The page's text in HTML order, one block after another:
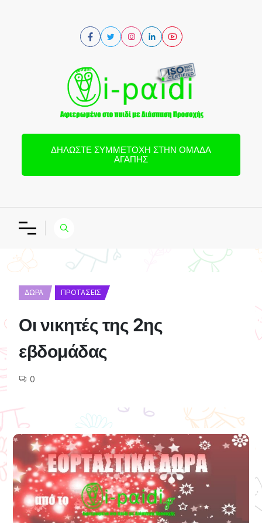
ΔΗΛΏΣΤΕ ΣΥΜΜΕΤΟΧΉ ΣΤΗΝ ΟΜΆΔΑ
ΑΓΆΠΗΣ
ΔΏΡΑ ΠΡΟΤΆΣΕΙΣ
Οι νικητές της 2ης
εβδομάδας
0